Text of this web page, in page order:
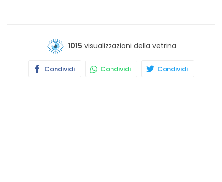
1015 visualizzazioni della vetrina
Condividi Condividi Condividi